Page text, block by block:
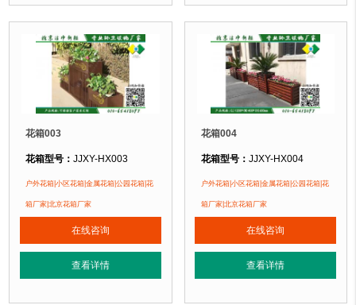
花箱003
花箱型号：JJXY-HX003
花箱规格：可根据客户需求定制！
花箱材质：金属镂空/铝合金/塑木/防腐木
花箱周期：现货花箱 即拍即发
1、花箱不会对环境产生污染。2、花箱在视觉上，线条流畅，外
正在使用该花箱的部分客户：
朝阳某小区、苏州某别墅区、海淀某小区....
户外花箱|小区花箱|金属花箱|公园花箱|花
箱厂家|北京花箱厂家
在线咨询
查看详情
花箱004
花箱型号： JJXY-HX004
花箱规格：可根据客户需求定制！
花箱材质：金属镂空/铝合金/塑木/防
花箱周期：现货花箱 即拍即发
1、花箱不会对环境产生
正在使用该花箱的部分客户：
朝阳某小区、苏州某别墅区、海淀某
户外花箱|小区花箱|金属花箱|公园花箱|花
箱厂家|北京花箱厂家
在线咨询
查看详情